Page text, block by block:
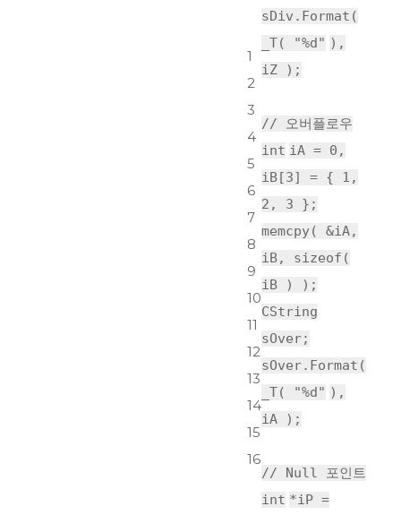
1
2
3
4
5
6
7
8
9
10
11
12
13
14
15
16
sDiv.Format(
_T(
"%d" ),
iZ );
// 오버플로우
int iA = 0,
iB[3] = { 1,
2, 3 };
memcpy( &iA,
iB, sizeof (
iB ) );
CString
sOver;
sOver.Format(
_T(
"%d" ),
iA );
// Null 포인트
int *iP =